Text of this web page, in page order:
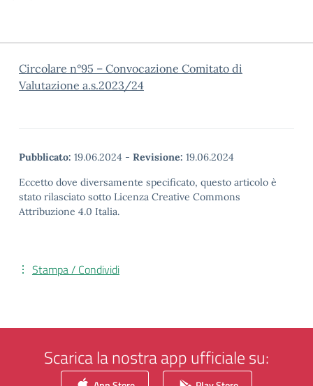
Circolare n°95 – Convocazione Comitato di
Valutazione a.s.2023/24
Pubblicato: 19.06.2024 - Revisione: 19.06.2024
Eccetto dove diversamente specificato, questo articolo è
stato rilasciato sotto Licenza Creative Commons
Attribuzione 4.0 Italia.
Stampa / Condividi
Scarica la nostra app ufficiale su: